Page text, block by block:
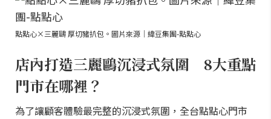
點點心×三麗鷗 厚切豬扒包。圖片來源｜緯豆集團-點點心
店內打造三麗鷗沉浸式氛圍 8大重點
門市在哪裡？
為了讓顧客體驗最完整的沉浸式氛圍，全台點點心門市